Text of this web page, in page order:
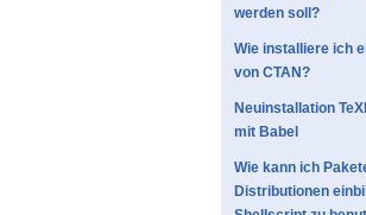
werden soll?
Wie installiere ich
von CTAN?
Neuinstallation
mit Babel
Wie kann ich
Distributionen